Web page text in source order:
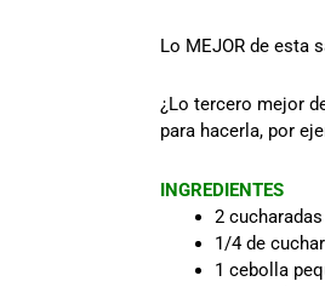
Lo MEJOR de esta
¿Lo tercero mejor
para hacerla, por
INGREDIENTES
2
1/4 de
1 cebolla